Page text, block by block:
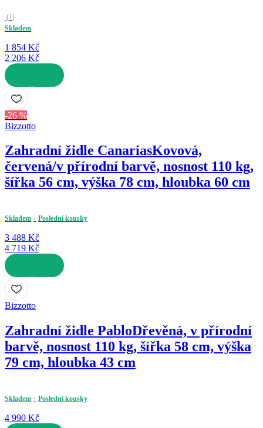
(1)
Skladem
1 854 Kč
2 206 Kč
DO KOŠÍKU
-26 %
Bizzotto
Zahradní židle CanariasKovová,
červená/v přírodní barvě, nosnost 110 kg,
šířka 56 cm, výška 78 cm, hloubka 60 cm
Skladem Poslední kousky
3 488 Kč
4 719 Kč
DO KOŠÍKU
Bizzotto
Zahradní židle PabloDřevěná, v přírodní
barvě, nosnost 110 kg, šířka 58 cm, výška
79 cm, hloubka 43 cm
Skladem Poslední kousky
4 990 Kč